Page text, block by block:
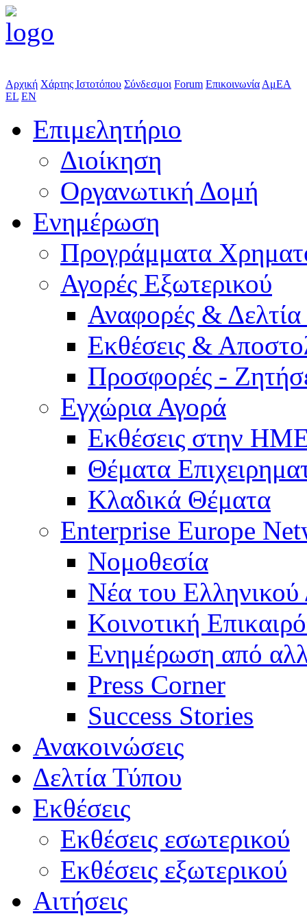
Αρχική Χάρτης Ιστοτόπου Σύνδεσμοι Forum Επικοινωνία ΑμΕΑ
EL EN
Επιμελητήριο
Διοίκηση
Οργανωτική Δομή
Ενημέρωση
Προγράμματα
Αγορές Εξωτερικού
Αναφορές &
Εκθέσεις &
Προσφορές -
Εγχώρια Αγορά
Εκθέσεις στην
Θέματα
Κλαδικά Θέματα
Enterprise Europe
Νομοθεσία
Νέα του Ελληνικού
Κοινοτική
Ενημέρωση από
Press Corner
Success Stories
Ανακοινώσεις
Δελτία Τύπου
Εκθέσεις
Εκθέσεις εσωτερικού
Εκθέσεις εξωτερικού
Αιτήσεις